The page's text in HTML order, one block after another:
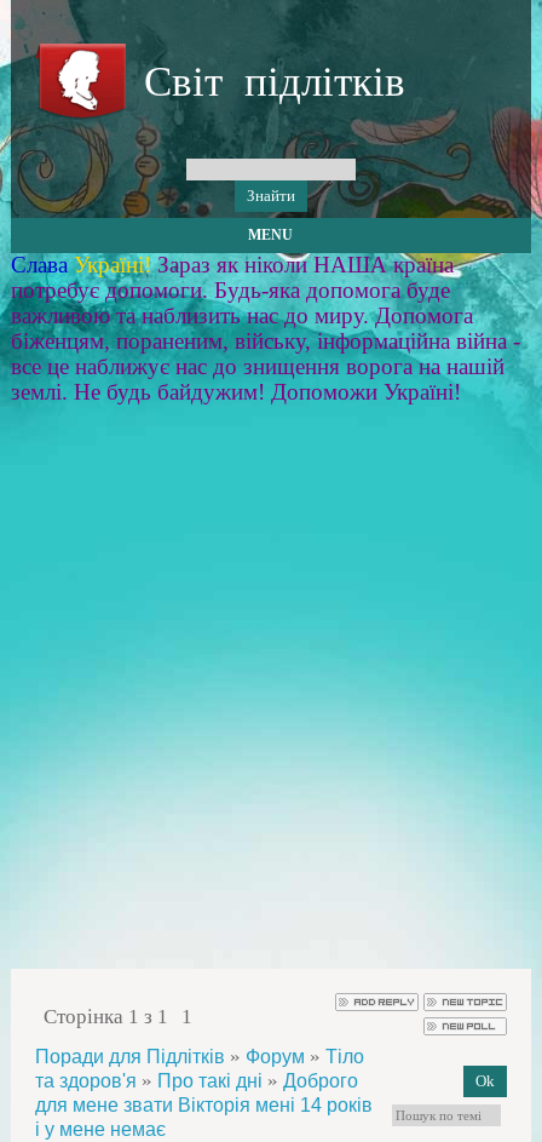
Світ підлітків
MENU
Слава Україні! Зараз як ніколи НАША країна
потребує допомоги. Будь-яка допомога буде
важливою та наблизить нас до миру. Допомога
біженцям, пораненим, війську, інформаційна війна -
все це наближує нас до знищення ворога на нашій
землі. Не будь байдужим! Допоможи Україні!
Сторінка 1 з 1 1
Поради для Підлітків » Форум » Тіло
та здоров'я » Про такі дні » Доброго
для мене звати Вікторія мені 14 років
і у мене немає